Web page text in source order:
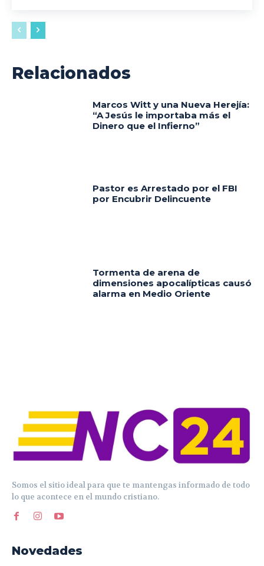
Relacionados
Marcos Witt y una Nueva Herejía:
“A Jesús le importaba más el
Dinero que el Infierno”
Pastor es Arrestado por el FBI
por Encubrir Delincuente
Tormenta de arena de
dimensiones apocalípticas causó
alarma en Medio Oriente
Somos el sitio ideal para que te mantengas informado de todo
lo que acontece en el mundo cristiano.
Novedades